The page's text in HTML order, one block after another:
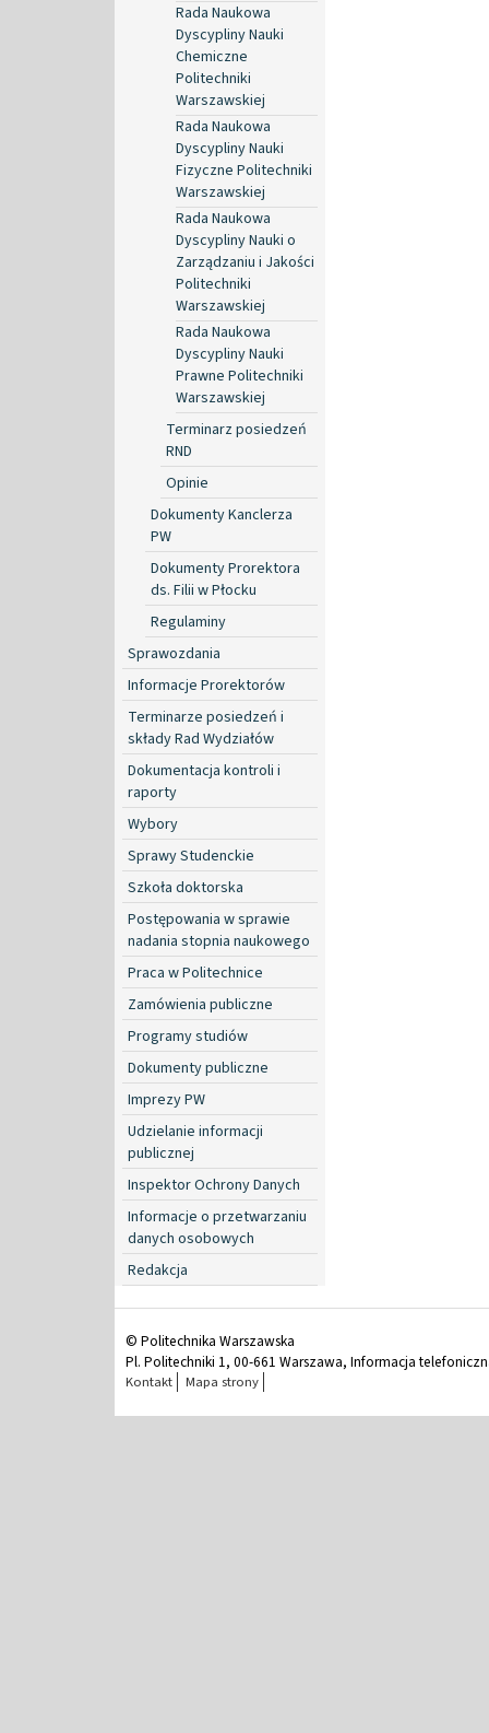
Rada Naukowa
Dyscypliny Nauki
Chemiczne
Politechniki
Warszawskiej
Rada Naukowa
Dyscypliny Nauki
Fizyczne Politechniki
Warszawskiej
Rada Naukowa
Dyscypliny Nauki o
Zarządzaniu i Jakości
Politechniki
Warszawskiej
Rada Naukowa
Dyscypliny Nauki
Prawne Politechniki
Warszawskiej
Terminarz posiedzeń
RND
Opinie
Dokumenty Kanclerza
PW
Dokumenty Prorektora
ds. Filii w Płocku
Regulaminy
Sprawozdania
Informacje Prorektorów
Terminarze posiedzeń i
składy Rad Wydziałów
Dokumentacja kontroli i
raporty
Wybory
Sprawy Studenckie
Szkoła doktorska
Postępowania w sprawie
nadania stopnia naukowego
Praca w Politechnice
Zamówienia publiczne
Programy studiów
Dokumenty publiczne
Imprezy PW
Udzielanie informacji
publicznej
Inspektor Ochrony Danych
Informacje o przetwarzaniu
danych osobowych
Redakcja
© Politechnika Warszawska
Pl. Politechniki 1, 00-661 Warszawa, Informacja
Kontakt Mapa strony